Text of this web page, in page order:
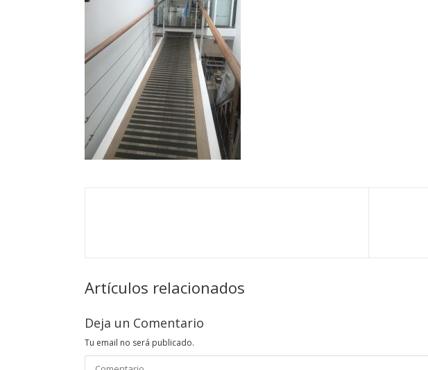
Artículos relacionados
Deja un Comentario
Tu email no será publicado.